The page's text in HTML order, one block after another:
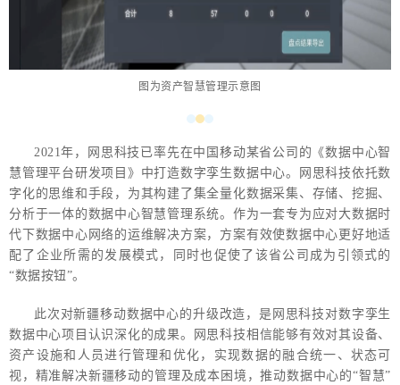
图为资产智慧管理示意图
2021年，网思科技已率先在中国移动某省公司的《数据中心智
慧管理平台研发项目》中打造数字孪生数据中心。
网思科技依托数
字化的思维和手段，为其构建了集全量化数据采集、存储、挖掘、
分析于一体的数据中心智慧管理系统。作为一套专为应对大数据时
代下数据中心网络的运维解决方案，方案有效使数据中心更好地适
配了企业所需的发展模式，同时也促使了该省公司成为引领式的
“数据按钮”。
此次对新疆移动数据中心的升级改造，是网思科技对数字孪生
数据中心项目认识深化的成果。网思科技相信能够有效对其设备、
资产设施和人员进行管理和优化，实现数据的融合统一、状态可
视，精准解决新疆移动的管理及成本困境，推动数据中心的“智慧”